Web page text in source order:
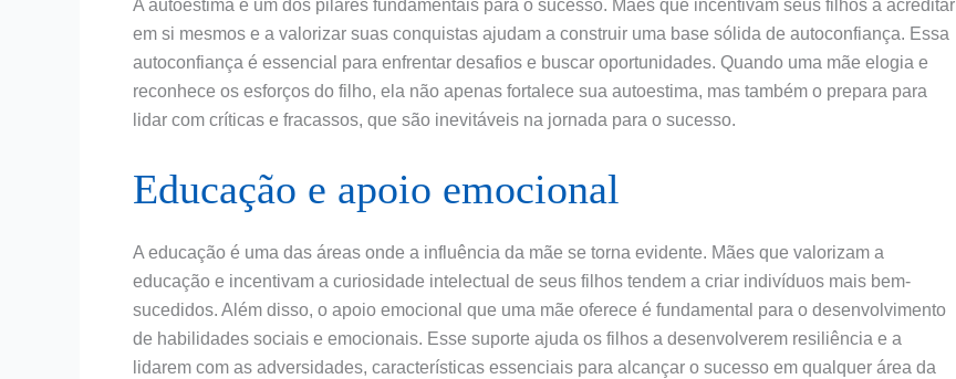
A autoestima é um dos pilares fundamentais para o sucesso. Mães que incentivam seus filhos a acreditar
em si mesmos e a valorizar suas conquistas ajudam a construir uma base sólida de autoconfiança. Essa
autoconfiança é essencial para enfrentar desafios e buscar oportunidades. Quando uma mãe elogia e
reconhece os esforços do filho, ela não apenas fortalece sua autoestima, mas também o prepara para
lidar com críticas e fracassos, que são inevitáveis na jornada para o sucesso.
Educação e apoio emocional
A educação é uma das áreas onde a influência da mãe se torna evidente. Mães que valorizam a
educação e incentivam a curiosidade intelectual de seus filhos tendem a criar indivíduos mais bem-
sucedidos. Além disso, o apoio emocional que uma mãe oferece é fundamental para o desenvolvimento
de habilidades sociais e emocionais. Esse suporte ajuda os filhos a desenvolverem resiliência e a
lidarem com as adversidades, características essenciais para alcançar o sucesso em qualquer área da